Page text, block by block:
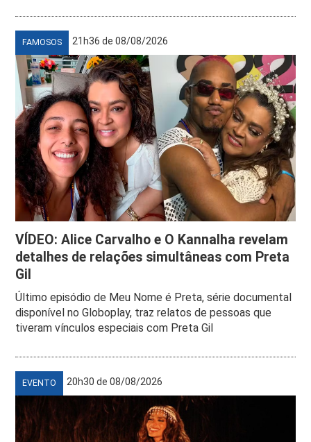
FAMOSOS 21h36 de 08/08/2026
VÍDEO: Alice Carvalho e O Kannalha revelam
detalhes de relações simultâneas com Preta
Gil
Último episódio de Meu Nome é Preta, série documental
disponível no Globoplay, traz relatos de pessoas que
tiveram vínculos especiais com Preta Gil
EVENTO 20h30 de 08/08/2026